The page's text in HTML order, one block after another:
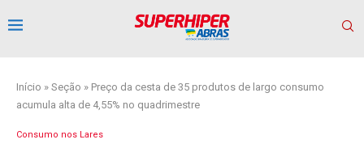
Início » Seção » Preço da cesta de 35 produtos de largo consumo
acumula alta de 4,55% no quadrimestre
Consumo nos Lares